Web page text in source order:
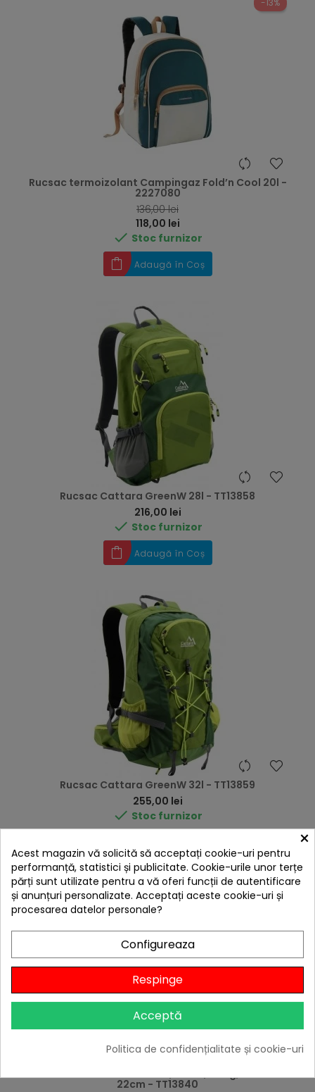
-13%
Rucsac termoizolant Campingaz Fold’n Cool 20l -
2227080
136,00 lei
118,00 lei
 Stoc furnizor
Adaugă în Coș
Rucsac Cattara GreenW 28l - TT13858
216,00 lei
 Stoc furnizor
Adaugă în Coș
Rucsac Cattara GreenW 32l - TT13859
255,00 lei
 Stoc furnizor
Rucsac Cattara Runner 38l, verde, 700g, 33 x 53 x
22cm - TT13840
×
Acest magazin vă solicită să acceptați cookie-uri pentru
performanță, statistici și publicitate. Cookie-urile unor terțe
părți sunt utilizate pentru a vă oferi funcții de autentificare
și anunțuri personalizate. Acceptați aceste cookie-uri și
procesarea datelor personale?
Configureaza
Respinge
Acceptă
Politica de confidențialitate și cookie-uri
E